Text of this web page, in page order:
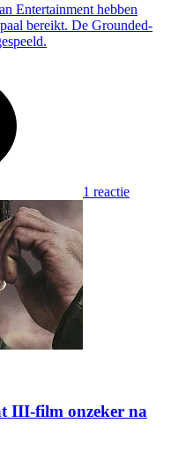
Entertainment hebben
bereikt. De Grounded-
1 reactie
III-film onzeker na